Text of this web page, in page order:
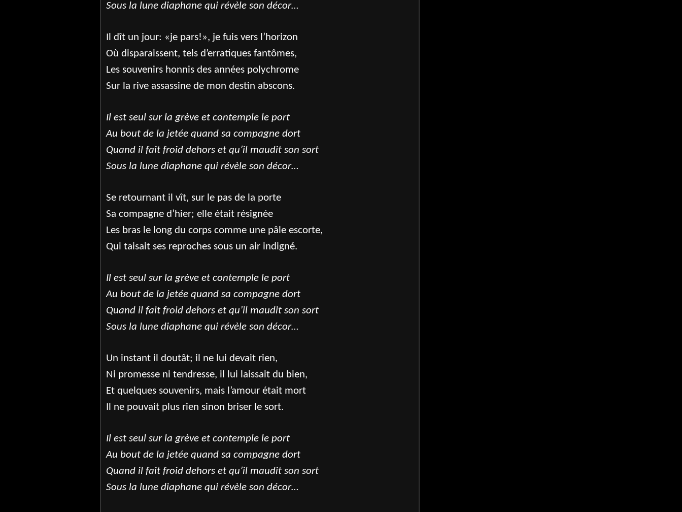
Sous la lune diaphane qui révèle son décor…
Il dît un jour: «je pars!», je fuis vers l’horizon
Où disparaissent, tels d’erratiques fantômes,
Les souvenirs honnis des années polychrome
Sur la rive assassine de mon destin abscons.
Il est seul sur la grève et contemple le port
Au bout de la jetée quand sa compagne dort
Quand il fait froid dehors et qu’il maudit son sort
Sous la lune diaphane qui révèle son décor…
Se retournant il vît, sur le pas de la porte
Sa compagne d’hier; elle était résignée
Les bras le long du corps comme une pâle escorte,
Qui taisait ses reproches sous un air indigné.
Il est seul sur la grève et contemple le port
Au bout de la jetée quand sa compagne dort
Quand il fait froid dehors et qu’il maudit son sort
Sous la lune diaphane qui révèle son décor…
Un instant il doutât; il ne lui devait rien,
Ni promesse ni tendresse, il lui laissait du bien,
Et quelques souvenirs, mais l’amour était mort
Il ne pouvait plus rien sinon briser le sort.
Il est seul sur la grève et contemple le port
Au bout de la jetée quand sa compagne dort
Quand il fait froid dehors et qu’il maudit son sort
Sous la lune diaphane qui révèle son décor…